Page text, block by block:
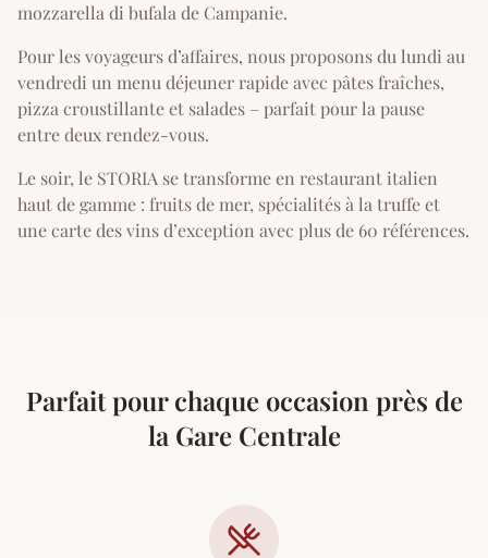
mozzarella di bufala de Campanie.
Pour les voyageurs d’affaires, nous proposons du lundi au
vendredi un menu déjeuner rapide avec pâtes fraîches,
pizza croustillante et salades – parfait pour la pause
entre deux rendez-vous.
Le soir, le STORIA se transforme en restaurant italien
haut de gamme : fruits de mer, spécialités à la truffe et
une carte des vins d’exception avec plus de 60 références.
Parfait pour chaque occasion près de
la Gare Centrale